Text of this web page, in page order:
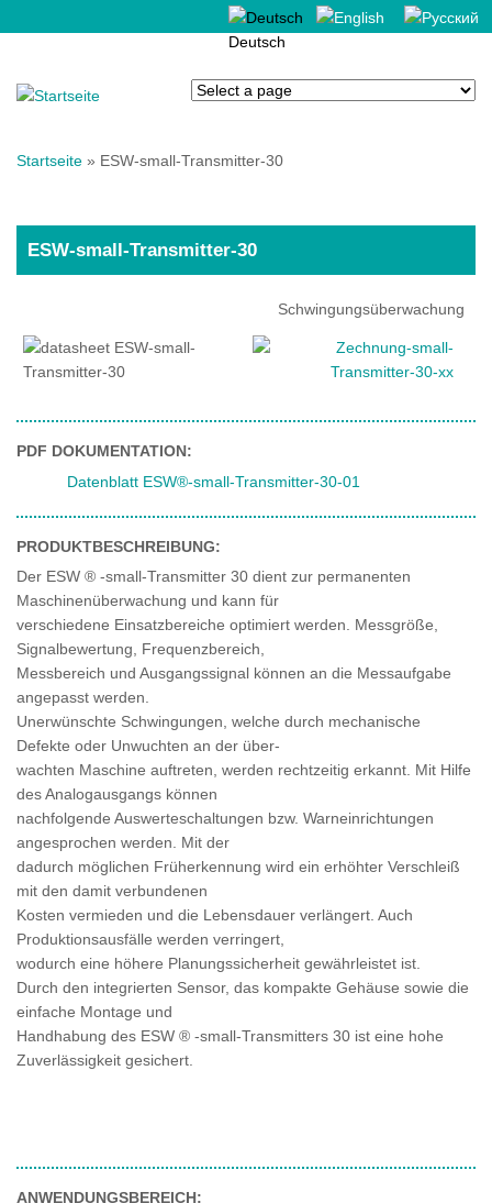
Deutsch
Sie sind hier
Startseite » ESW-small-Transmitter-30
ESW-small-Transmitter-30
Schwingungsüberwachung
PDF DOKUMENTATION:
Datenblatt ESW®-small-Transmitter-30-01
PRODUKTBESCHREIBUNG:
Der ESW ® -small-Transmitter 30 dient zur permanenten
Maschinenüberwachung und kann für
verschiedene Einsatzbereiche optimiert werden. Messgröße,
Signalbewertung, Frequenzbereich,
Messbereich und Ausgangssignal können an die Messaufgabe
angepasst werden.
Unerwünschte Schwingungen, welche durch mechanische
Defekte oder Unwuchten an der über-
wachten Maschine auftreten, werden rechtzeitig erkannt. Mit Hilfe
des Analogausgangs können
nachfolgende Auswerteschaltungen bzw. Warneinrichtungen
angesprochen werden. Mit der
dadurch möglichen Früherkennung wird ein erhöhter Verschleiß
mit den damit verbundenen
Kosten vermieden und die Lebensdauer verlängert. Auch
Produktionsausfälle werden verringert,
wodurch eine höhere Planungssicherheit gewährleistet ist.
Durch den integrierten Sensor, das kompakte Gehäuse sowie die
einfache Montage und
Handhabung des ESW ® -small-Transmitters 30 ist eine hohe
Zuverlässigkeit gesichert.
ANWENDUNGSBEREICH: